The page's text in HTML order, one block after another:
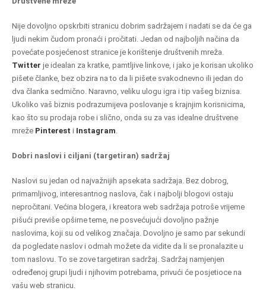
Nije dovoljno opskrbiti stranicu dobrim sadržajem i nadati se da će ga
ljudi nekim čudom pronaći i pročitati. Jedan od najboljih načina da
povećate posjećenost stranice je korištenje društvenih mreža.
Twitter je idealan za kratke, pamtljive linkove, i jako je korisan ukoliko
pišete članke, bez obzira na to da li pišete svakodnevno ili jedan do
dva članka sedmično. Naravno, veliku ulogu igra i tip vašeg biznisa.
Ukoliko vaš biznis podrazumijeva poslovanje s krajnjim korisnicima,
kao što su prodaja robe i slično, onda su za vas idealne društvene
mreže Pinterest i Instagram.
Dobri naslovi i ciljani (targetiran) sadržaj
Naslovi su jedan od najvažnijih apsekata sadržaja. Bez dobrog,
primamljivog, interesantnog naslova, čak i najbolji blogovi ostaju
nepročitani. Većina blogera, i kreatora web sadržaja potroše vrijeme
pišući previše opširne teme, ne posvećujući dovoljno pažnje
naslovima, koji su od velikog značaja. Dovoljno je samo par sekundi
da pogledate naslov i odmah možete da vidite da li se pronalazite u
tom naslovu. To se zove targetiran sadržaj. Sadržaj namjenjen
određenoj grupi ljudi i njihovim potrebama, privući će posjetioce na
vašu web stranicu.